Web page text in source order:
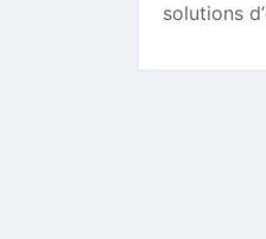
solutions d’